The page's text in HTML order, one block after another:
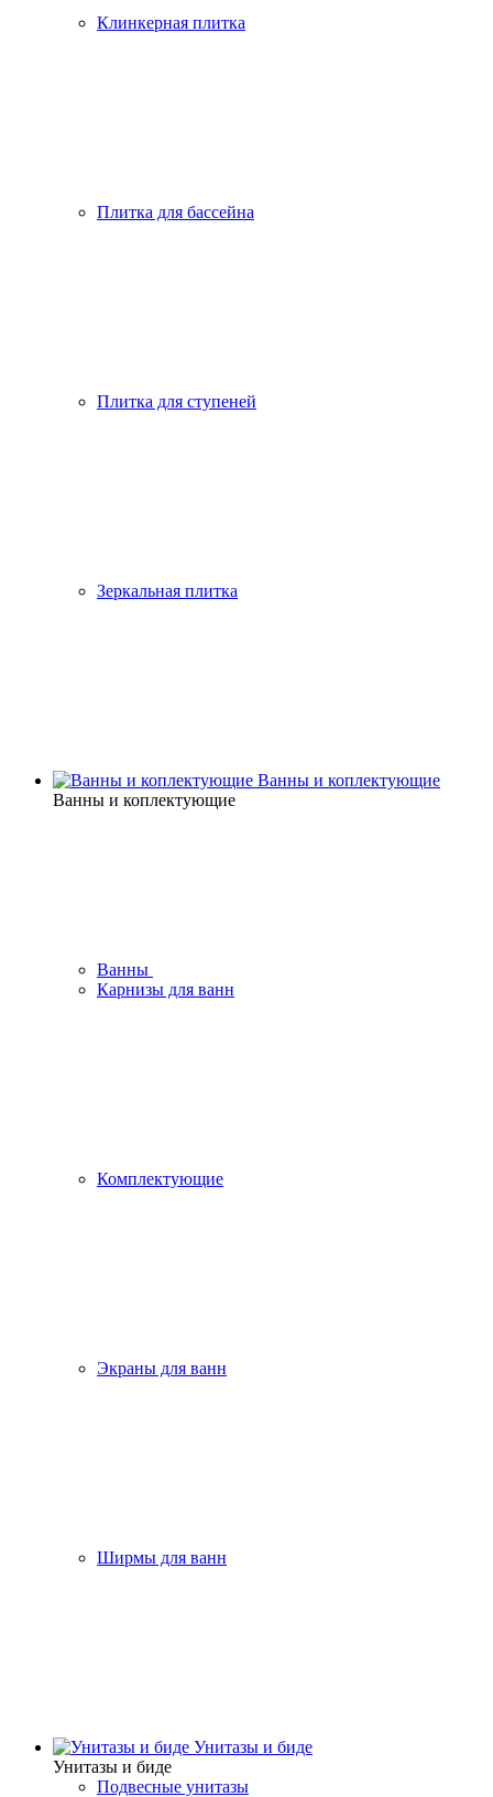
Клинкерная плитка
Плитка для бассейна
Плитка для ступеней
Зеркальная плитка
Ванны и коплектующие
Ванны и коплектующие
Ванны
Карнизы для ванн
Комплектующие
Экраны для ванн
Ширмы для ванн
Унитазы и биде
Унитазы и биде
Подвесные унитазы